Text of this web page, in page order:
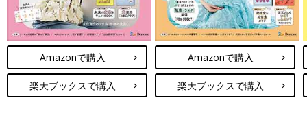
Amazonで購入
楽天ブックスで購入
Amazonで購入
楽天ブックスで購入